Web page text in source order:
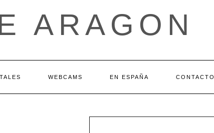
ARAGON
WEBCAMS EN ESPAÑA CONTACTO